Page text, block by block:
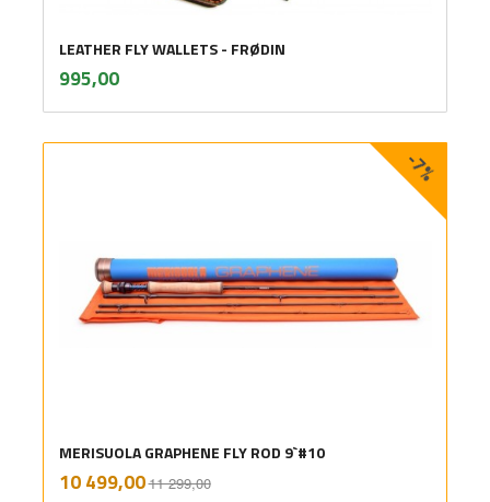
LEATHER FLY WALLETS - FRØDIN
Pris
995,00mva.
MERISUOLA GRAPHENE FLY ROD 9`#10
Tilbud
10 499,0011 299,00
-7%
mva.